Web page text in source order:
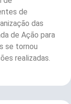
de
das
de Ação para
se tornou
realizadas.